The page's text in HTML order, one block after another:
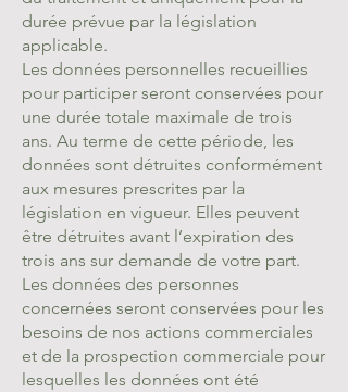
durée prévue par la législation
applicable.
Les données personnelles recueillies
pour participer seront conservées pour
une durée totale maximale de trois
ans. Au terme de cette période, les
données sont détruites conformément
aux mesures prescrites par la
législation en vigueur. Elles peuvent
être détruites avant l’expiration des
trois ans sur demande de votre part.
Les données des personnes
concernées seront conservées pour les
besoins de nos actions commerciales
et de la prospection commerciale pour
lesquelles les données ont été